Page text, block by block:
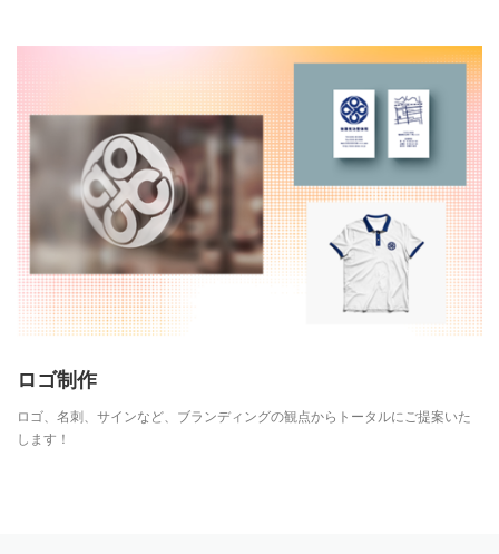
ロゴ制作
ロゴ、名刺、サインなど、ブランディングの観点からトータルにご提案いた
します！